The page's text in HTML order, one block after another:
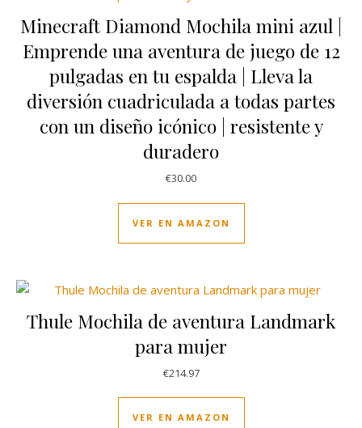
Minecraft Diamond Mochila mini azul |
Emprende una aventura de juego de 12
pulgadas en tu espalda | Lleva la
diversión cuadriculada a todas partes
con un diseño icónico | resistente y
duradero
€30.00
VER EN AMAZON
Thule Mochila de aventura Landmark
para mujer
€214.97
VER EN AMAZON